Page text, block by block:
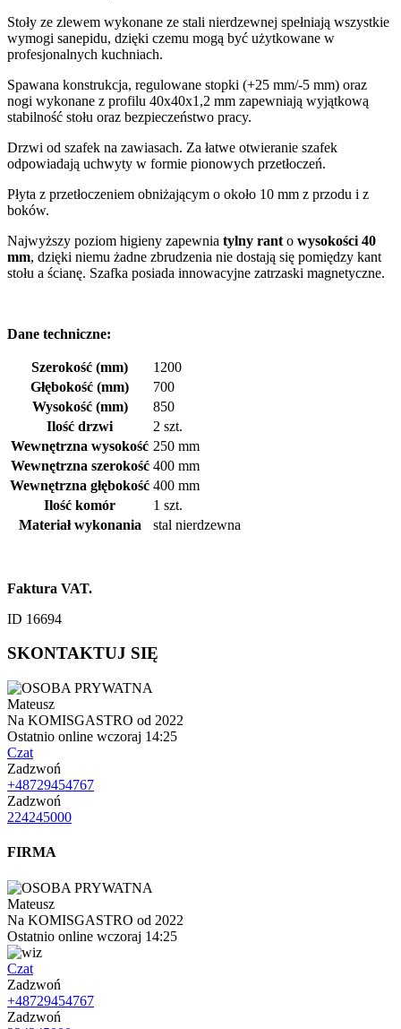
Stoły ze zlewem wykonane ze stali nierdzewnej spełniają wszystkie
wymogi sanepidu, dzięki czemu mogą być użytkowane w
profesjonalnych kuchniach.
Spawana konstrukcja, regulowane stopki (+25 mm/-5 mm) oraz
nogi wykonane z profilu 40x40x1,2 mm zapewniają wyjątkową
stabilność stołu oraz bezpieczeństwo pracy.
Drzwi od szafek na zawiasach. Za łatwe otwieranie szafek
odpowiadają uchwyty w formie pionowych przetłoczeń.
Płyta z przetłoczeniem obniżającym o około 10 mm z przodu i z
boków.
Najwyższy poziom higieny zapewnia tylny rant o wysokości 40
mm, dzięki niemu żadne zbrudzenia nie dostają się pomiędzy kant
stołu a ścianę. Szafka posiada innowacyjne zatrzaski magnetyczne.
Dane techniczne:
Szerokość (mm)
1200
Głębokość (mm)
700
Wysokość (mm)
850
Ilość drzwi
2 szt.
Wewnętrzna wysokość 250 mm
Wewnętrzna szerokość 400 mm
Wewnętrzna głębokość 400 mm
Ilość komór
1 szt.
Materiał wykonania
stal nierdzewna
Faktura VAT.
ID 16694
SKONTAKTUJ SIĘ
Mateusz
Na KOMISGASTRO od 2022
Ostatnio online wczoraj 14:25
Czat
Zadzwoń
+48729454767
Zadzwoń
224245000
FIRMA
Mateusz
Na KOMISGASTRO od 2022
Ostatnio online wczoraj 14:25
Czat
Zadzwoń
+48729454767
Zadzwoń